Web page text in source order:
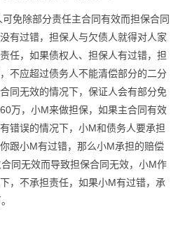
免除部分责任主合同有效而担保合同
有过错，担保人与欠债人就得对人家
任，如果债权人、担保人有过错，担
不应超过债务人不能清偿部分的二分
同无效的情况下，保证人会有部分免
万，小M来做担保，如果主合同有效
错误的情况下，小M和债务人要承担
跟小M有过错，那么小M承担的赔偿
同无效而导致担保合同无效，小M作
，不承担责任，如果小M有过错，承